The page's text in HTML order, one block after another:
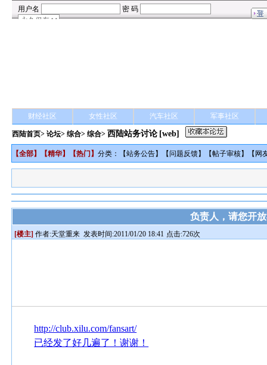
财经社区 女性社区 汽车社区 军事社区
西陆首页>论坛>综合> 综合> 西陆站务讨论 [web]
【全部】【精华】【热门 】分类：【站务公告】【问题反馈】【帖子审核】【 网
负责人，请您开
[楼主] 作者:天堂重来 发表时间:2011/01/20 18:41 点击:726次
http://club.xilu.com/fansart/
已经发了好几遍了！谢谢！